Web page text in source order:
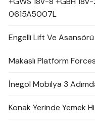
0615A5007L
Engelli Lift Ve Asansörü
Makaslı Platform
İnegöl Mobilya 3
Konak Yerinde Yemek